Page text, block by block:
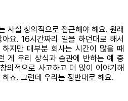
사실 창의적으로 접근해야 해요. 원래
요. 16시간짜리 일을 하던대로 해서
지만 대부분 회사는 시간이 많을 때
게 우리 상식과 습관에 반하는 예 중
의적으로 사고하고 더 많이 이야기해
죠. 그런데 우리는 정반대로 해요.